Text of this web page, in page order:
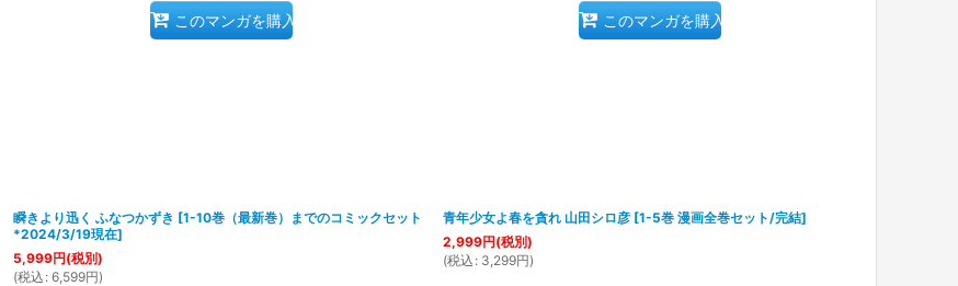
このマンガを購入 このマンガを購入
瞬きより迅く ふなつかずき [1-10巻（最新巻）までのコミックセット
*2024/3/19現在]
5,999円(税別)
(税込 : 6,599円)
青年少女よ春を貪れ 山田シロ彦 [1-5巻 漫画全巻セット/完結]
2,999円(税別)
(税込 : 3,299円)